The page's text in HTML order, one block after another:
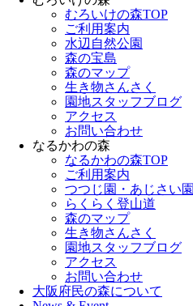
むろいけの森TOP
ご利用案内
水辺自然公園
森の宝島
森のマップ
生き物さんさく
園地スタッフブログ
アクセス
お問い合わせ
なるかわの森
なるかわの森TOP
ご利用案内
つつじ園・あじさい園
らくらく登山道
森のマップ
生き物さんさく
園地スタッフブログ
アクセス
お問い合わせ
大阪府民の森について